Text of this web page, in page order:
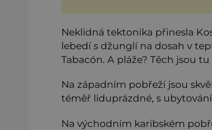
Neklidná tektonika přinesla
lebedí s džunglí na dosah v
Tabacón. A pláže? Těch jsou tu
Na západním pobřeží jsou
téměř liduprázdné, s
Na východním karibském